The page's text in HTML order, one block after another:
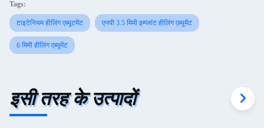
Tags:
टाइटेनियम हीलिंग एब्यूटमेंट एनपी 3.5 मिमी इम्प्लांट हीलिंग एब्यूमेंट
6 मिमी हीलिंग एब्यूमेंट
इसी तरह के उत्पादों